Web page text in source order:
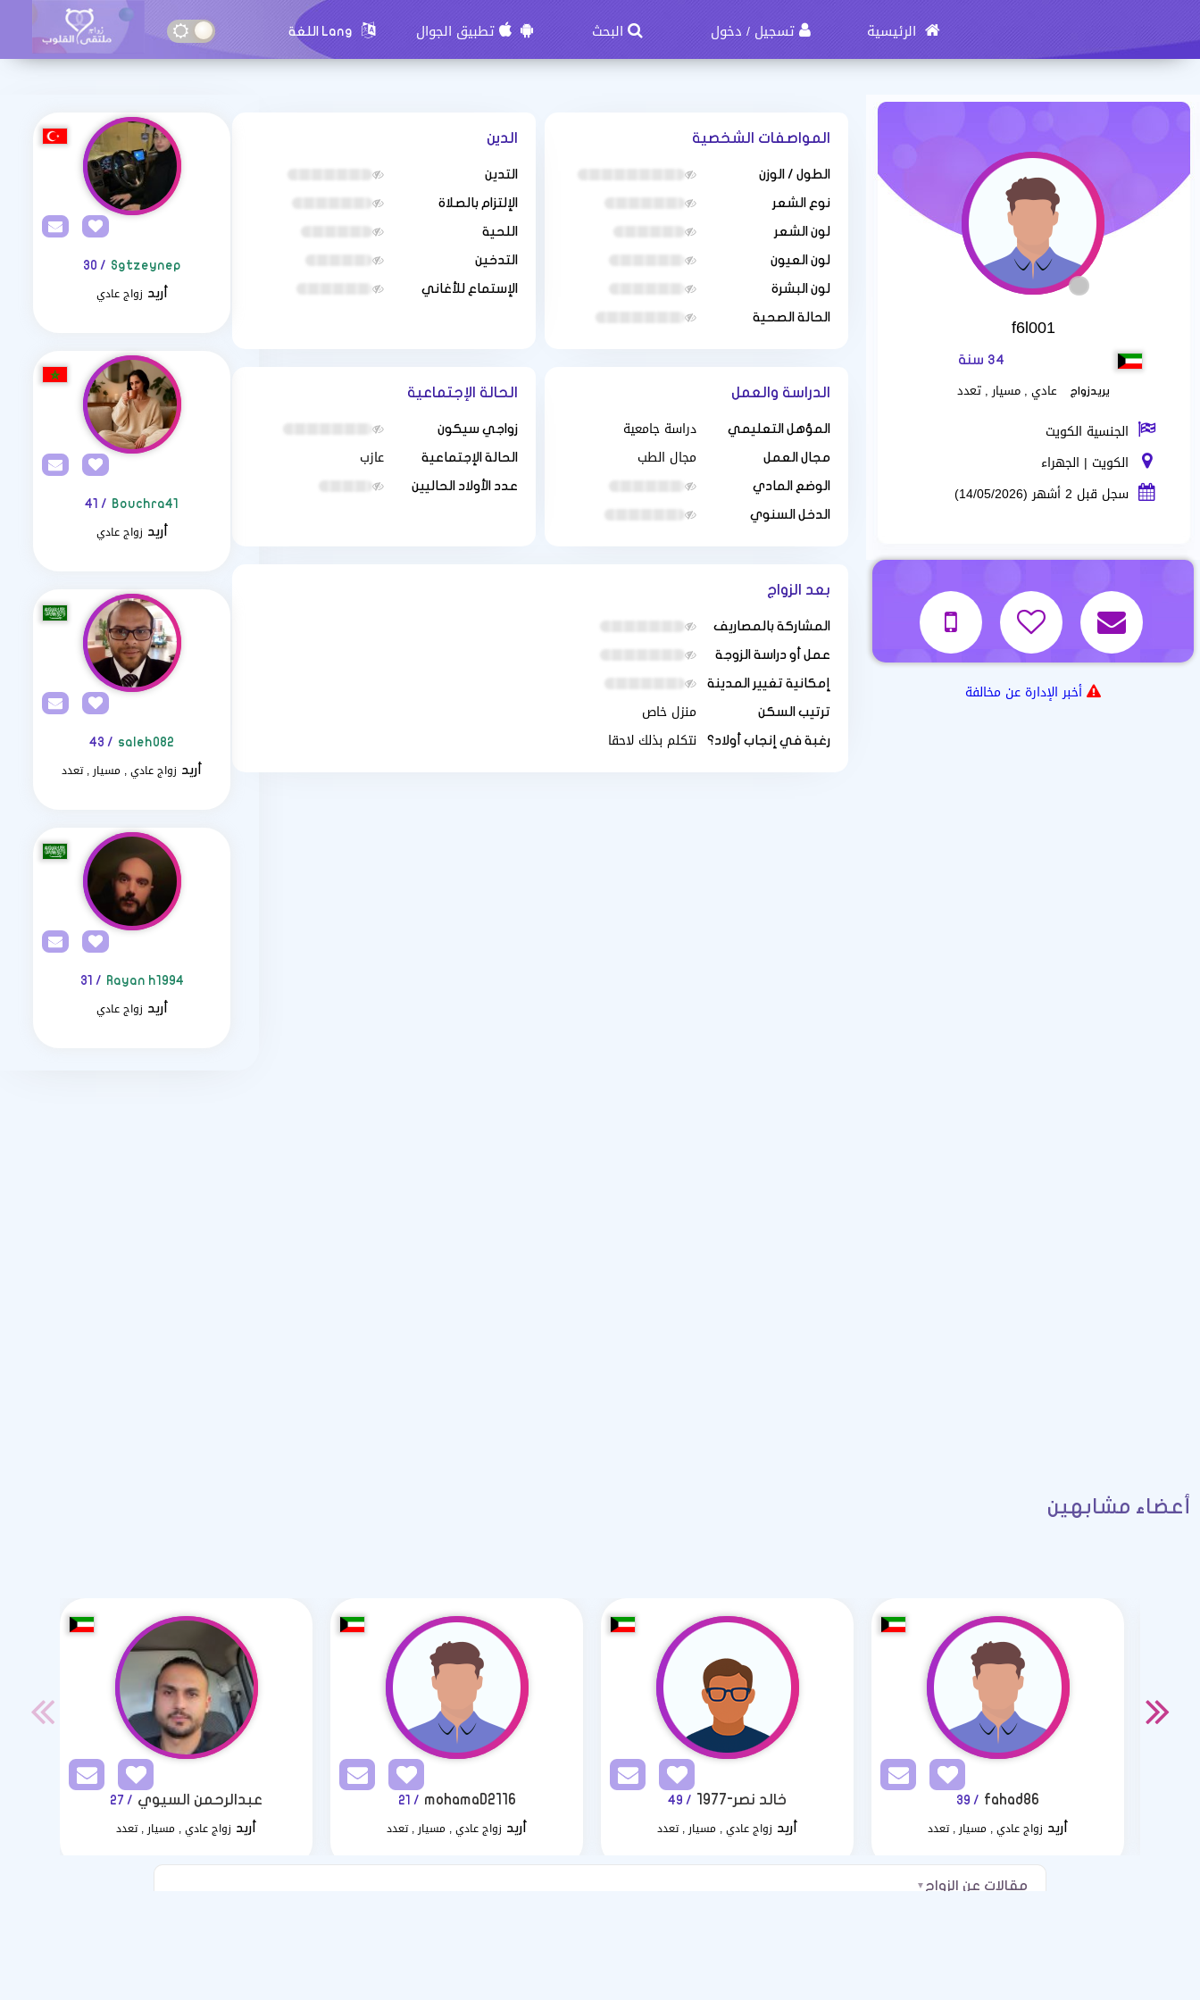
الرئيسية تسجيل / دخول البحث تطبيق الجوال Lang اللغة
f6l001
34 سنة
يريدزواج عادي , مسيار , تعدد
الجنسية الكويت
الكويت | الجهراء
سجل قبل 2 أشهر (14/05/2026)
أخبر الإدارة عن مخالفة
المواصفات الشخصية
الطول / الوزن
نوع الشعر
لون الشعر
لون العيون
لون البشرة
الحالة الصحية
الدين
التدين
الإلتزام بالصلاة
اللحية
التدخين
الإستماع للأغاني
الدراسة والعمل
المؤهل التعليمي دراسة جامعية
مجال العمل مجال الطب
الوضع المادي
الدخل السنوي
الحالة الإجتماعية
زواجي سيكون
الحالة الإجتماعية عازب
عدد الأولاد الحاليين
بعد الزواج
المشاركة بالمصاريف
عمل أو دراسة الزوجة
إمكانية تغيير المدينة
ترتيب السكن منزل خاص
رغبة في إنجاب أولاد؟ نتكلم بذلك لاحقا
Sgtzeynep
/ 30
أريد زواج عادي
Bouchra41
/ 41
أريد زواج عادي
saleh082
/ 43
أريد زواج عادي , مسيار , تعدد
Rayan h1994
/ 31
أريد زواج عادي
أعضاء مشابهين
عبدالرحمن السيوي / 27
أريد زواج عادي , مسيار , تعدد
mohamaD2116
/ 21
أريد زواج عادي , مسيار , تعدد
خالد نصر-1977 / 49
أريد زواج عادي , مسيار , تعدد
fahad86
/ 39
أريد زواج عادي , مسيار , تعدد
مقالات عن الزواج